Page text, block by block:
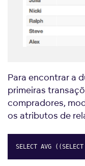
Para encontrar a
primeiras
compradores,
os atributos de
SELECT AVG